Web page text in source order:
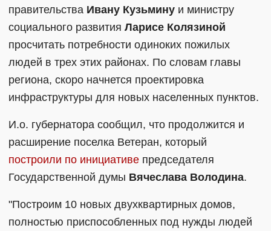
правительства Ивану Кузьмину и министру
социального развития Ларисе Колязиной
просчитать потребности одиноких пожилых
людей в трех этих районах. По словам главы
региона, скоро начнется проектировка
инфраструктуры для новых населенных пунктов.
И.о. губернатора сообщил, что продолжится и
расширение поселка Ветеран, который
построили по инициативе председателя
Государственной думы Вячеслава Володина.
"Построим 10 новых двухквартирных домов,
полностью приспособленных под нужды людей